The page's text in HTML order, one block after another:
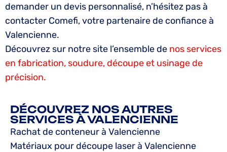
demander un devis personnalisé, n’hésitez pas à
contacter Comefi, votre partenaire de confiance à
Valencienne.
Découvrez sur notre site l’ensemble de nos services
en fabrication, soudure, découpe et usinage de
précision.
DÉCOUVREZ NOS AUTRES
SERVICES À VALENCIENNE
Rachat de conteneur à Valencienne
Matériaux pour découpe laser à Valencienne